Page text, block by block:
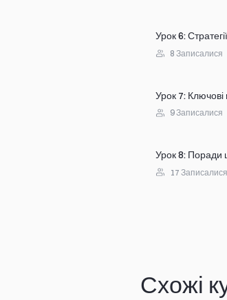
Урок 6:
8 Записалися
Урок 7: Ключові
9Записалися
Урок 8: Поради
17 Записалися
Схожі